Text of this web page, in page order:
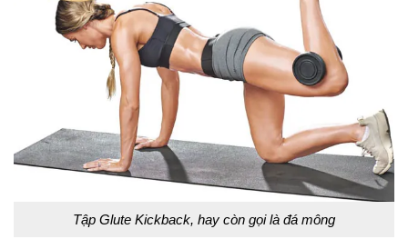
Tập Glute Kickback, hay còn gọi là đá mông